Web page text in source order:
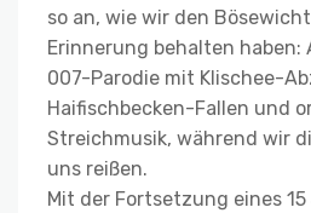
so an, wie wir den
Erinnerung behalten haben:
007-Parodie mit Klischee-
Haifischbecken-Fallen und
Streichmusik, während wir
uns reißen.
Mit der Fortsetzung eines